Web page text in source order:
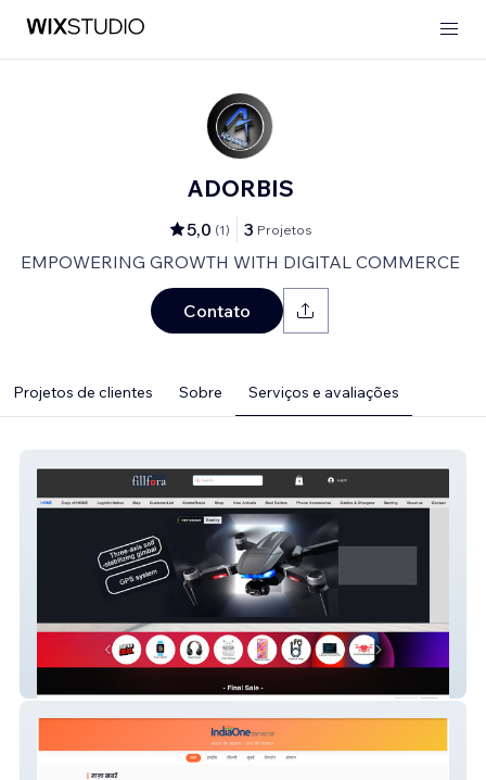
ADORBIS
5,0 (1) 3 Projetos
EMPOWERING GROWTH WITH DIGITAL COMMERCE
Contato
Projetos de clientes Sobre Serviços e avaliações